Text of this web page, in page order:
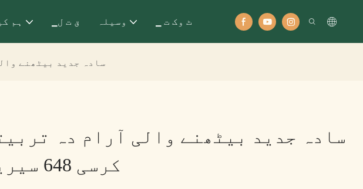
ہم ▁ق ت ل وسیلہ ▁ ٹ وک ت
سادہ جدید بیٹھنے والی
سادہ جدید بیٹھنے والی آرام دہ
کرسی 648 سیریز